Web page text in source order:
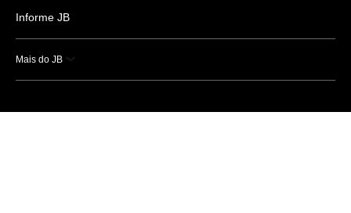
Informe JB
Mais do JB
Esportes